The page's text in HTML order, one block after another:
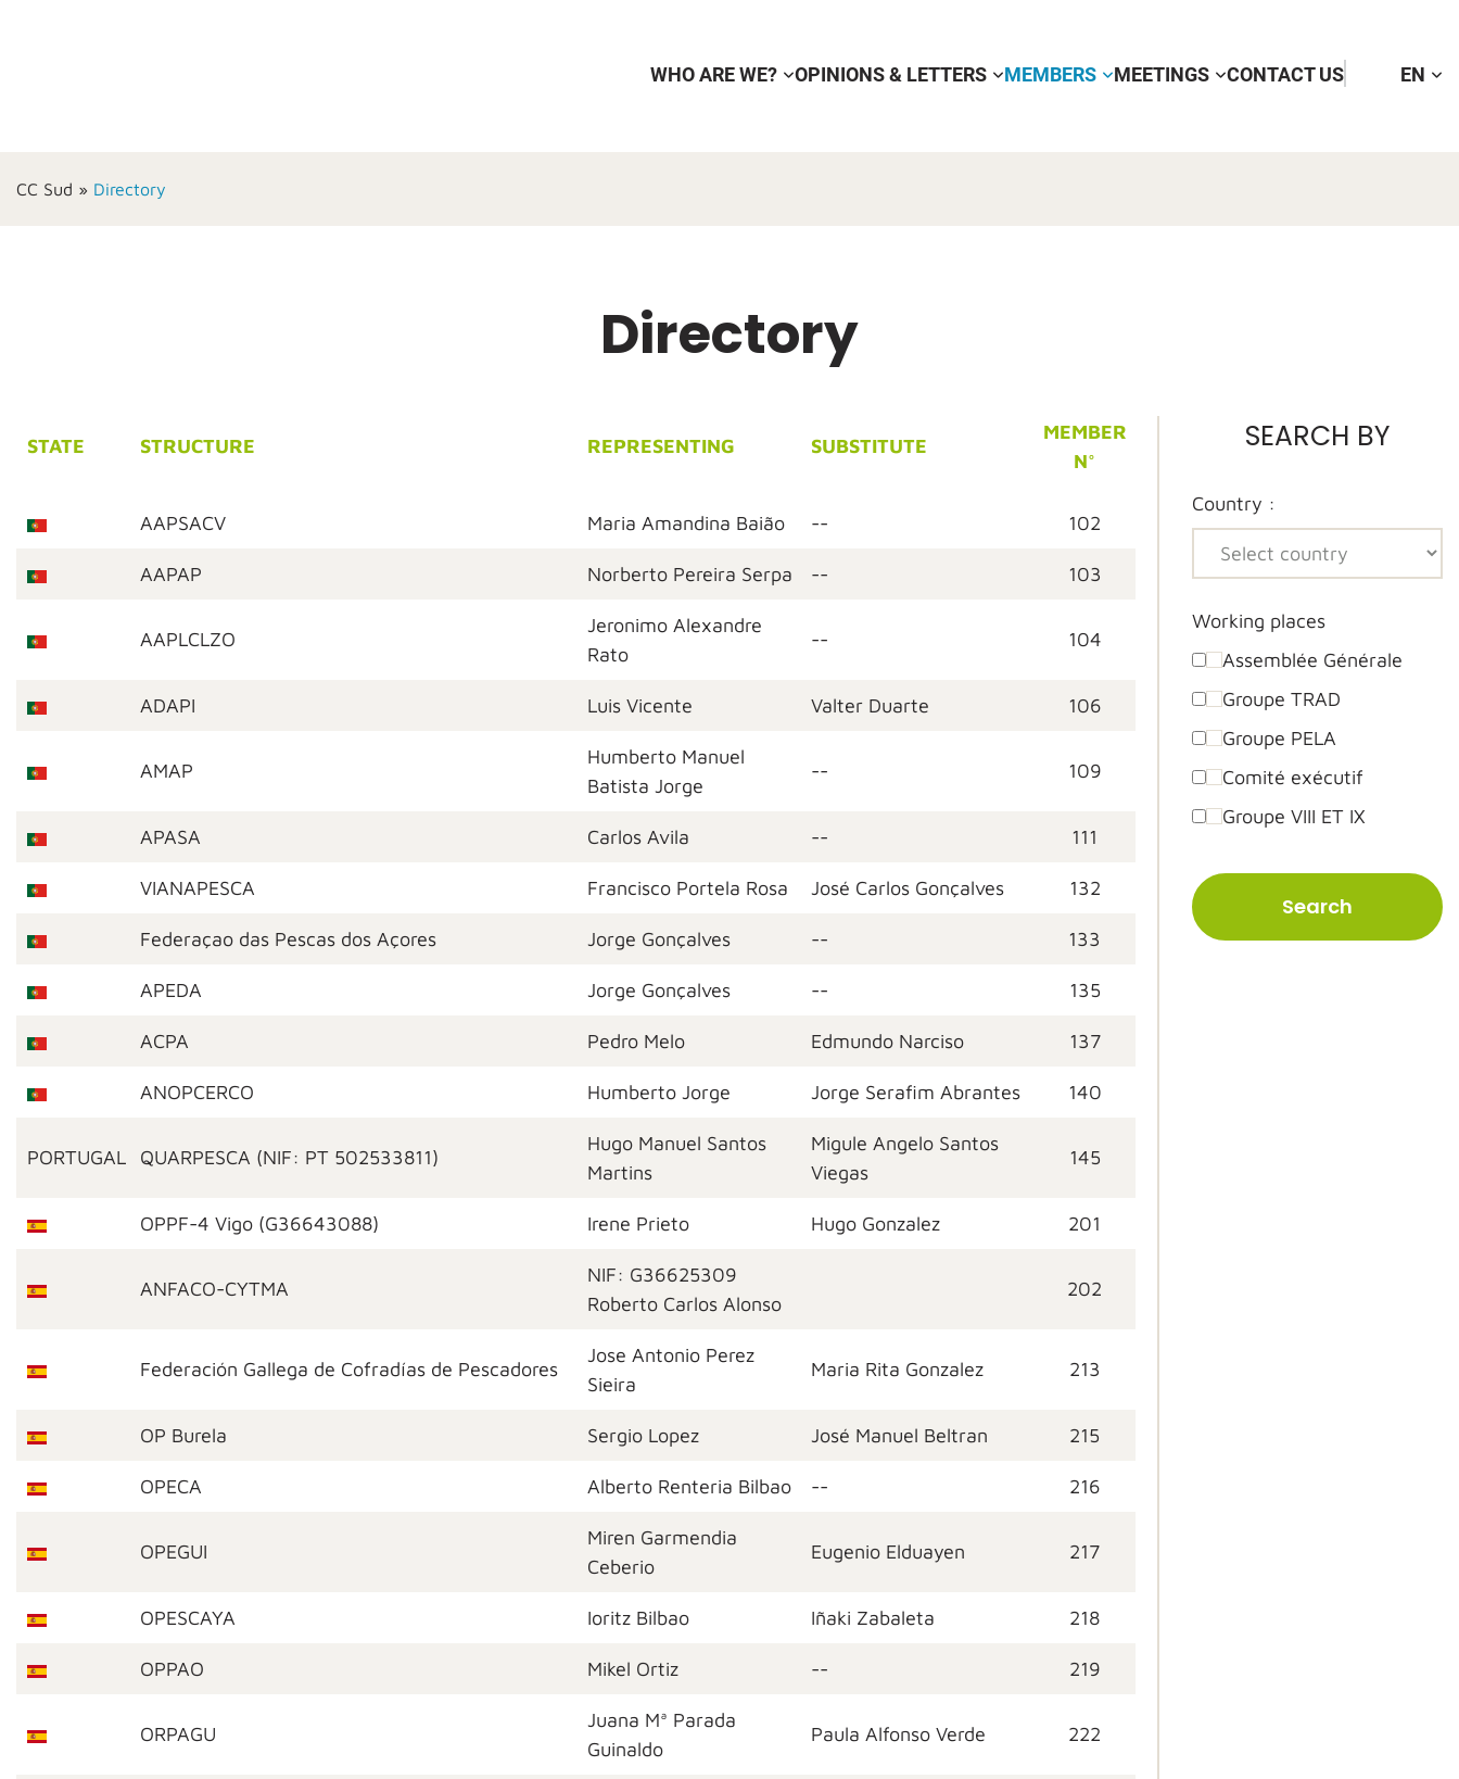
WHO ARE WE? OPINIONS & LETTERS MEMBERS MEETINGS CONTACT US EN
CC Sud » Directory
Directory
STATE STRUCTURE REPRESENTING SUBSTITUTE
MEMBER
N°
AAPSACV Maria Amandina Baião -- 102
AAPAP Norberto Pereira Serpa -- 103
AAPLCLZO
Jeronimo Alexandre
Rato
-- 104
ADAPI Luis Vicente Valter Duarte 106
AMAP
Humberto Manuel
Batista Jorge
-- 109
APASA Carlos Avila -- 111
VIANAPESCA Francisco Portela Rosa José Carlos Gonçalves 132
Federaçao das Pescas dos Açores Jorge Gonçalves -- 133
APEDA Jorge Gonçalves -- 135
ACPA Pedro Melo Edmundo Narciso 137
ANOPCERCO Humberto Jorge Jorge Serafim Abrantes 140
PORTUGAL QUARPESCA (NIF: PT 502533811)
Hugo Manuel Santos
Martins
Migule Angelo Santos
Viegas
145
OPPF-4 Vigo (G36643088) Irene Prieto Hugo Gonzalez 201
ANFACO-CYTMA
NIF: G36625309
Roberto Carlos Alonso
202
Federación Gallega de Cofradías de Pescadores
Jose Antonio Perez
Sieira
Maria Rita Gonzalez 213
OP Burela Sergio Lopez José Manuel Beltran 215
OPECA Alberto Renteria Bilbao -- 216
OPEGUI
Miren Garmendia
Ceberio
Eugenio Elduayen 217
OPESCAYA Ioritz Bilbao Iñaki Zabaleta 218
OPPAO Mikel Ortiz -- 219
ORPAGU
Juana Mª Parada
Guinaldo
Paula Alfonso Verde 222
SEARCH BY
Country :
Working places
Assemblée Générale
Groupe TRAD
Groupe PELA
Comité exécutif
Groupe VIII ET IX
Search